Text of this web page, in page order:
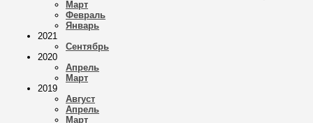
Март
Февраль
Январь
2021
Сентябрь
2020
Апрель
Март
2019
Август
Апрель
Март